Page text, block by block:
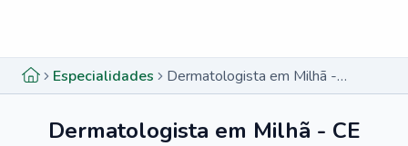
Especialidades Dermatologista em Milhã - CE
Dermatologista em Milhã - CE